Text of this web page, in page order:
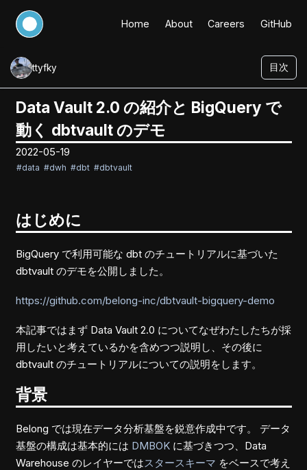
Home About Careers GitHub
ttyfky 目次
Data Vault 2.0 の紹介と BigQuery で
動く dbtvault のデモ
2022-05-19
#data #dwh #dbt #dbtvault
はじめに
BigQuery で利用可能な dbt のチュートリアルに基づいた
dbtvault のデモを公開しました。
https://github.com/belong-inc/dbtvault-bigquery-demo
本記事ではまず Data Vault 2.0 についてなぜわたしたちが採
用したいと考えているかを含めつつ説明し、その後に
dbtvault のチュートリアルについての説明をします。
背景
Belong では現在データ分析基盤を鋭意作成中です。 データ
基盤の構成は基本的には DMBOKに基づきつつ、Data
Warehouse のレイヤーではスタースキーマ をベースで考え